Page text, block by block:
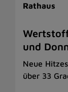
Rathaus
und
Neue
über 33